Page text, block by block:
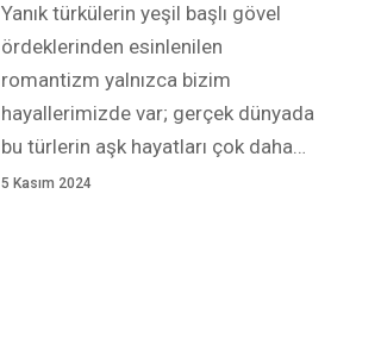
Yanık türkülerin yeşil başlı gövel
ördeklerinden esinlenilen
romantizm yalnızca bizim
hayallerimizde var; gerçek dünyada
bu türlerin aşk hayatları çok daha…
5 Kasım 2024